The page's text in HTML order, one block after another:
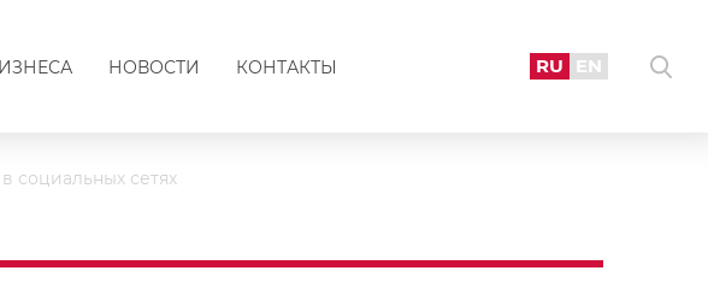
НОВОСТИ КОНТАКТЫ RU EN
социальных сетях